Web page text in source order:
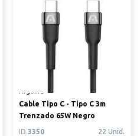
Cable Tipo C - Tipo C 3m
Trenzado 65W Negro
ID 3350 22 Unid.